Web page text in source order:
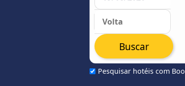
Pesquisar hotéis com
Buscar